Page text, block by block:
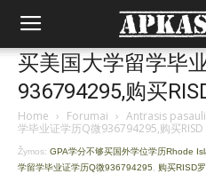
买美国大学留学毕
936794295,购买
Home › Forumai › Antrasis
学毕业证学历Q微936794295,购买RISD
Žymos: GPA学分不够买国外学位学历Rhode
学留学毕业证学历Q微936794295
购买RISD